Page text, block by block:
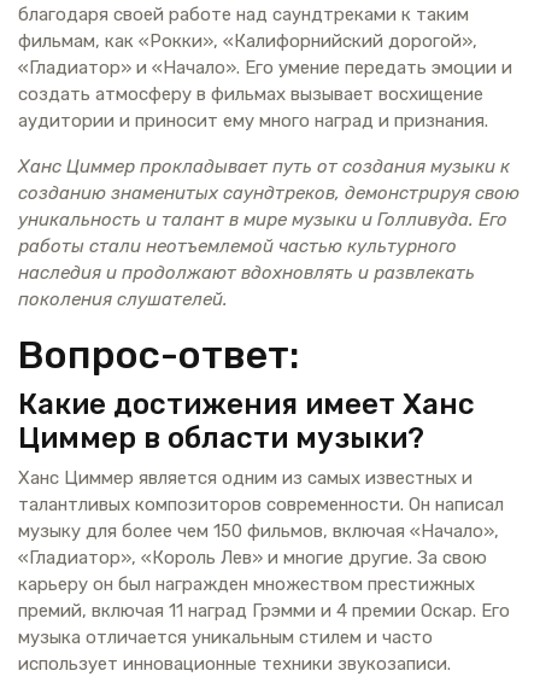
благодаря своей работе над саундтреками к таким
фильмам, как «Рокки», «Калифорнийский дорогой»,
«Гладиатор» и «Начало». Его умение передать эмоции и
создать атмосферу в фильмах вызывает восхищение
аудитории и приносит ему много наград и признания.
Ханс Циммер прокладывает путь от создания музыки к
созданию знаменитых саундтреков, демонстрируя свою
уникальность и талант в мире музыки и Голливуда. Его
работы стали неотъемлемой частью культурного
наследия и продолжают вдохновлять и развлекать
поколения слушателей.
Вопрос-ответ:
Какие достижения имеет Ханс
Циммер в области музыки?
Ханс Циммер является одним из самых известных и
талантливых композиторов современности. Он написал
музыку для более чем 150 фильмов, включая «Начало»,
«Гладиатор», «Король Лев» и многие другие. За свою
карьеру он был награжден множеством престижных
премий, включая 11 наград Грэмми и 4 премии Оскар. Его
музыка отличается уникальным стилем и часто
использует инновационные техники звукозаписи.